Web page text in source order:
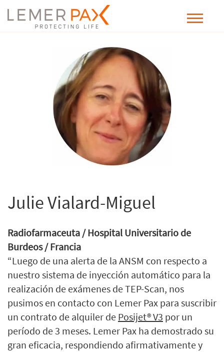
Julie Vialard-Miguel
Radiofarmaceuta / Hospital Universitario de
Burdeos / Francia
“Luego de una alerta de la ANSM con respecto a
nuestro sistema de inyección automático para la
realización de exámenes de TEP-Scan, nos
pusimos en contacto con Lemer Pax para suscribir
un contrato de alquiler de Posijet® V3 por un
período de 3 meses. Lemer Pax ha demostrado su
gran eficacia, respondiendo afirmativamente y